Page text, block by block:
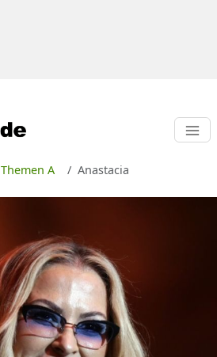
Themen A Anastacia